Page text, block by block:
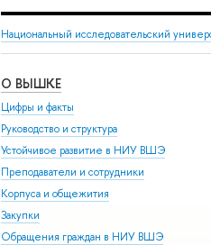
Национальный исследовательский
О ВЫШКЕ
Цифры и факты
Руководство и структура
Устойчивое развитие в НИУ ВШЭ
Преподаватели и сотрудники
Корпуса и общежития
Закупки
Обращения граждан в НИУ ВШЭ